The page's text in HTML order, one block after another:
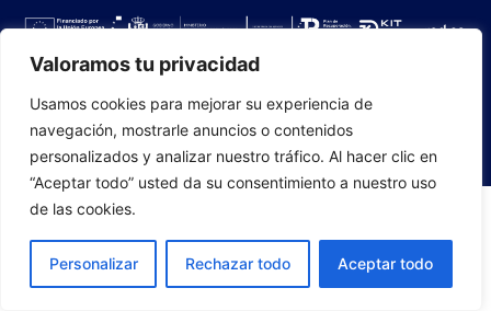
Valoramos tu privacidad
Usamos cookies para mejorar su experiencia de
navegación, mostrarle anuncios o contenidos
personalizados y analizar nuestro tráfico. Al hacer clic en
“Aceptar todo” usted da su consentimiento a nuestro uso
de las cookies.
Personalizar Rechazar todo Aceptar todo
CLUB OURENSE BALONCESTO S.A.D. 2025
CONTACTO |MAPA WEB|EMPRESAS
COLABORADORAS|ÁREA PRENSA|
POLÍTICA DE PRIVACIDAD|AVISO LEGAL